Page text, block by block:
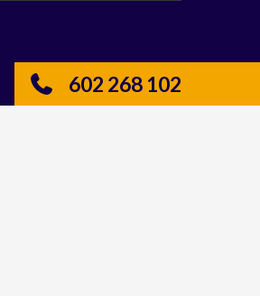
602 268 102